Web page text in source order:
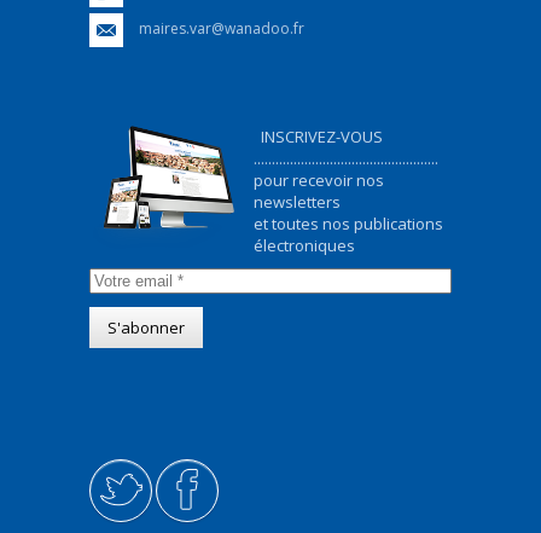
maires.var@wanadoo.fr
INSCRIVEZ-VOUS
...................................................
pour recevoir nos
newsletters
et toutes nos publications
électroniques